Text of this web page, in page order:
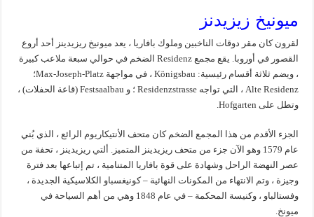
ميونيخ زيزيدنز
لقرون كان مقر دوقات الناخبين وملوك بافاريا ، يعد ميونيخ ريزيدينز أحد أروع
القصور في أوروبا. يقع مجمع Residenz الضخم في حوالي سبعة ملاعب كبيرة
، ويضم ثلاثة أقسام رئيسية: Königsbau ، في مواجهة Max-Joseph-Platz؛
Alte Residenz ، التي تواجه Residenzstrasse ؛ و Festsaalbau (قاعة الحفلات) ،
وتطل على Hofgarten.
الجزء الأقدم من هذا المجمع الضخم كان متحف الأنتيكاريوم الرائع ، الذي بُني
عام 1579 وهو الآن جزء من متحف ريزيدينز المتميز. ألتي ريزيدينز ، تحفة من
عصر النهضة الراحل وشهادة على قوة بافاريا المتنامية ، تم إتباعها بعد فترة
وجيزة ، وتم الانتهاء من المكونات النهائية – كونيغسباو الكلاسيكية الجديدة ،
وفستالباو ، وكنيسة المحكمة – في عام 1848 وهي من أهم السياحة في
ميونخ.